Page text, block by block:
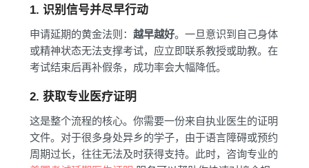
1. 识别信号并尽早行动
申请延期的黄金法则： 越早越好。一旦意识到自己身体
或精神状态无法支撑考试，应立即联系教授或助教。在
考试结束后再补假条，成功率会大幅降低。
2. 获取专业医疗证明
这是整个流程的核心。你需要一份来自执业医生的证明
文件。对于很多身处异乡的学子，由于语言障碍或预约
周期过长，往往无法及时获得支持。此时，咨询专业的